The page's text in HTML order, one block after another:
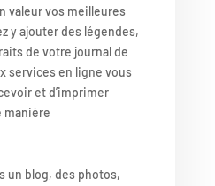
valeur vos meilleures
y ajouter des légendes,
de votre journal de
services en ligne vous
et d’imprimer
manière
un blog, des photos,